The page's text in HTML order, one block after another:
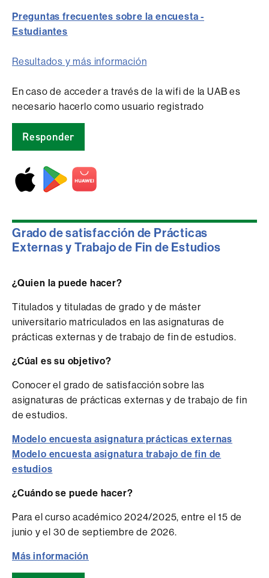
Preguntas frecuentes sobre la encuesta -
Estudiantes
Resultados y más información
En caso de acceder a través de la wifi de la UAB es
necesario hacerlo como usuario registrado
Responder
Grado de satisfacción de Prácticas
Externas y Trabajo de Fin de Estudios
¿Quien la puede hacer?
Titulados y tituladas de grado y de máster
universitario matriculados en las asignaturas de
prácticas externas y de trabajo de fin de estudios.
¿Cúal es su objetivo?
Conocer el grado de satisfacción sobre las
asignaturas de prácticas externas y de trabajo de fin
de estudios.
Modelo encuesta asignatura prácticas externas
Modelo encuesta asignatura trabajo de fin de
estudios
¿Cuándo se puede hacer?
Para el curso académico 2024/2025, entre el 15 de
junio y el 30 de septiembre de 2026.
Más información